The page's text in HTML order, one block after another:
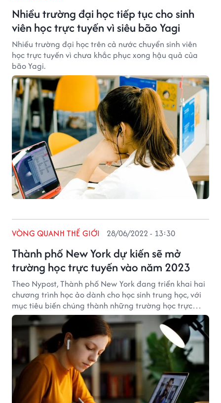
Nhiều trường đại học tiếp tục cho sinh
viên học trực tuyến vì siêu bão Yagi
Nhiều trường đại học trên cả nước chuyển sinh viên
học trực tuyến vì chưa khắc phục xong hậu quả của
bão Yagi.
Thành phố New York dự kiến sẽ mở
trường học trực tuyến vào năm 2023
VÒNG QUANH THẾ GIỚI 28/06/2022 - 13:30
Theo Nypost, Thành phố New York đang triển khai hai
chương trình học ảo dành cho học sinh trung học, với
mục tiêu biến chúng thành những trường học trực
tuyến hoàn toàn vào năm 2023.